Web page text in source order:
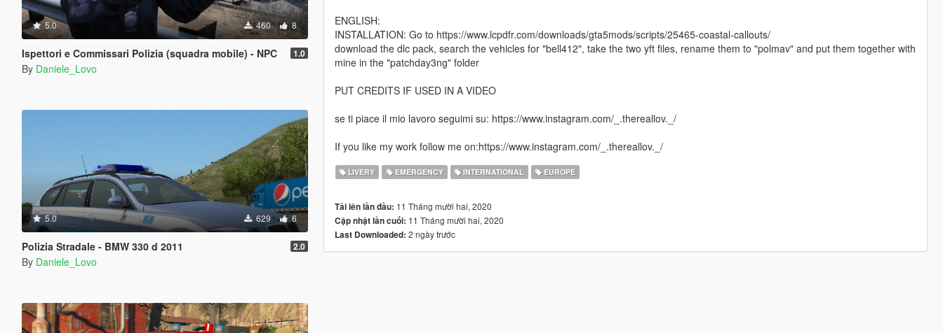
5.0 460 8
Ispettori e Commissari Polizia (squadra mobile) - NPC 1.0
By Daniele_Lovo
5.0 629 6
Polizia Stradale - BMW 330 d 2011 2.0
By Daniele_Lovo
ENGLISH:
INSTALLATION: Go to https://www.lcpdfr.com/downloads/gta5mods/scripts/25465-coastal-callouts/
download the dlc pack, search the vehicles for "bell412", take the two yft files, rename them to "polmav" and put them together with
mine in the "patchday3ng" folder
PUT CREDITS IF USED IN A VIDEO
se ti piace il mio lavoro seguimi su: https://www.instagram.com/_.thereallov._/
If you like my work follow me on:https://www.instagram.com/_.thereallov._/
LIVERY EMERGENCY INTERNATIONAL EUROPE
Tải lên lần đầu: 11 Tháng mười hai, 2020
Cập nhật lần cuối: 11 Tháng mười hai, 2020
Last Downloaded: 2 ngày trước